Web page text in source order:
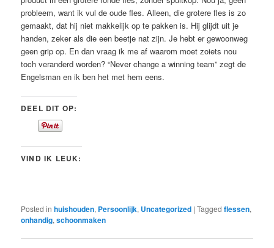
probleem, want ik vul de oude fles. Alleen, die grotere fles is zo
gemaakt, dat hij niet makkelijk op te pakken is. Hij glijdt uit je
handen, zeker als die een beetje nat zijn. Je hebt er gewoonweg
geen grip op. En dan vraag ik me af waarom moet zoiets nou
toch veranderd worden? “Never change a winning team” zegt de
Engelsman en ik ben het met hem eens.
DEEL DIT OP:
VIND IK LEUK:
Posted in huishouden, Persoonlijk, Uncategorized |Tagged flessen,
onhandig,schoonmaken